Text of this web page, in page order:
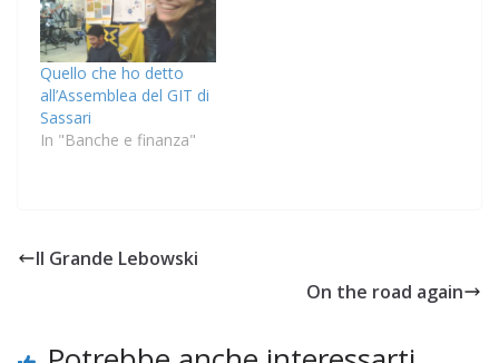
Quello che ho detto
all’Assemblea del GIT di
Sassari
In "Banche e finanza"
Il Grande Lebowski
On the road again